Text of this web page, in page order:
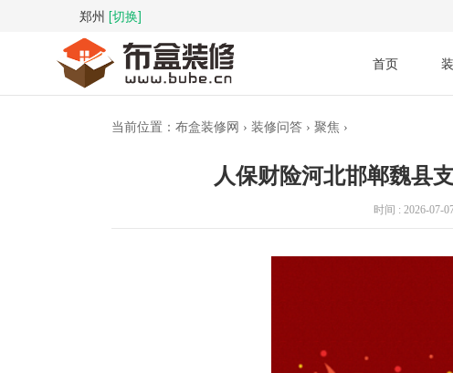
郑州 [切换]
首页
当前位置： 布盒装修网 › 装修问答 › 聚焦 ›
人保财险河北邯郸魏县
时间 : 2026-07-